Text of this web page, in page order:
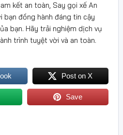
kết an toàn, Say gọi xế An
bạn đồng hành đáng tin cậy
bạn. Hãy trải nghiệm dịch vụ
trình tuyệt vời và an toàn.
Post on X
Save